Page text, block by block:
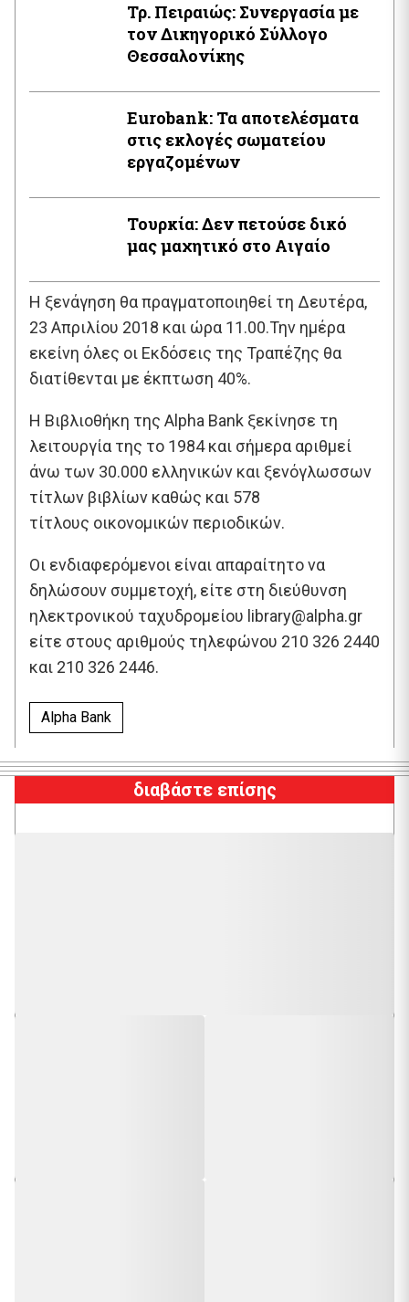
Τρ. Πειραιώς: Συνεργασία με
τον Δικηγορικό Σύλλογο
Θεσσαλονίκης
Εurobank: Τα αποτελέσματα
στις εκλογές σωματείου
εργαζομένων
Τουρκία: Δεν πετούσε δικό
μας μαχητικό στο Αιγαίο
Η ξενάγηση θα πραγματοποιηθεί τη ∆ευτέρα,
23 Απριλίου 2018 και ώρα 11.00.Την ημέρα
εκείνη όλες οι Εκδόσεις της Τραπέζης θα
διατίθενται με έκπτωση 40%.
Η Βιβλιοθήκη της Alpha Bank ξεκίνησε τη
λειτουργία της το 1984 και σήμερα αριθμεί
άνω των 30.000 ελληνικών και ξενόγλωσσων
τίτλων βιβλίων καθώς και 578
τίτλους οικονομικών περιοδικών.
Οι ενδιαφερόμενοι είναι απαραίτητο να
δηλώσουν συμμετοχή, είτε στη διεύθυνση
ηλεκτρονικού ταχυδρομείου library@alpha.gr
είτε στους αριθμούς τηλεφώνου 210 326 2440
και 210 326 2446.
Alpha Bank
διαβάστε επίσης